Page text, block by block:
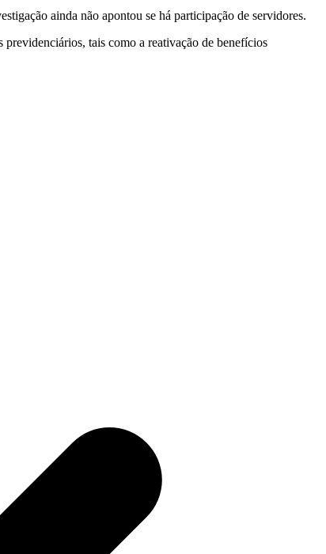
ainda não apontou se há participação de servidores.
previdenciários, tais como a reativação de benefícios